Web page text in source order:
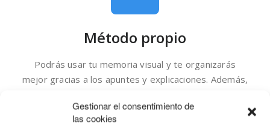
Gestionar el consentimiento de
las cookies
Método propio
Podrás usar tu memoria visual y te organizarás
mejor gracias a los apuntes y explicaciones. Además,
preguntar dudas, en lugar de en descifrar tus
propios apuntes, corregir errores y realizar tu propio